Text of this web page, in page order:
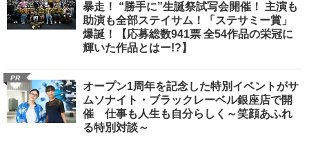
暴走！ “勝手に”生誕祭試写会開催！ 主演も
助演も全部ステイサム！「ステサミー賞」
爆誕！【応募総数941票 全54作品の栄冠に
輝いた作品とはー!?】
PR
オープン1周年を記念した特別イベントがサ
ムソナイト・ブラックレーベル銀座店で開
催 仕事も人生も自分らしく～笑顔あふれ
る特別対談～